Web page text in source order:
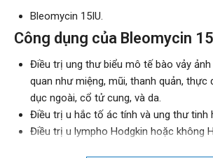
Bleomycin 15IU.
Công dụng của Bleomycin
Điều trị ung thư biểu mô tế bào vảy
quan như miệng, mũi, thanh quản, thực
dục ngoài, cổ tử cung, và da.
Điều trị u hắc tố ác tính và ung thư tinh
Điều trị u lympho Hodgkin hoặc không